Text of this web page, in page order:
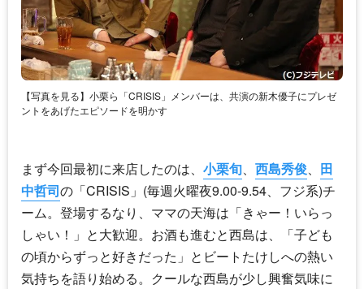
【写真を見る】小栗ら「CRISIS」メンバーは、共演の新木優子にプレゼ
ントをあげたエピソードを明かす
まず今回最初に来店したのは、 小栗旬、 西島秀俊、 田
中哲司の「CRISIS」(毎週火曜夜9.00-9.54、フジ系)チ
ーム。登場するなり、ママの天海は「きゃー！いらっ
しゃい！」と大歓迎。お酒も進むと西島は、「子ども
の頃からずっと好きだった」とビートたけしへの熱い
気持ちを語り始める。クールな西島が少し興奮気味に